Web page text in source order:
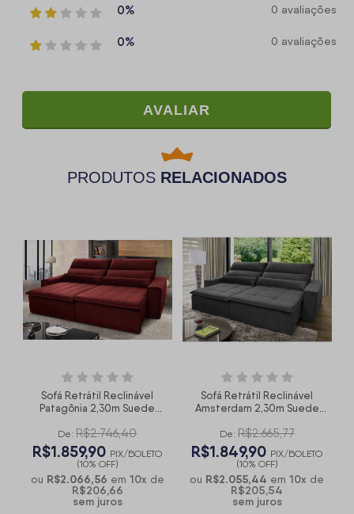
0% 0 avaliações
0% 0 avaliações
AVALIAR
PRODUTOS RELACIONADOS
Sofá Retrátil Reclinável
Patagônia 2,30m Suede
Assento - King House
De: R$2.746,40
R$1.859,90 PIX/BOLETO
(10% OFF)
ou R$2.066,56 em 10x de
R$206,66
sem juros
Sofá Retrátil Reclinável
Amsterdam 2,30m Suede
Assento - King House
De: R$2.665,77
R$1.849,90 PIX/BOLETO
(10% OFF)
ou R$2.055,44 em10x de
R$205,54
sem juros